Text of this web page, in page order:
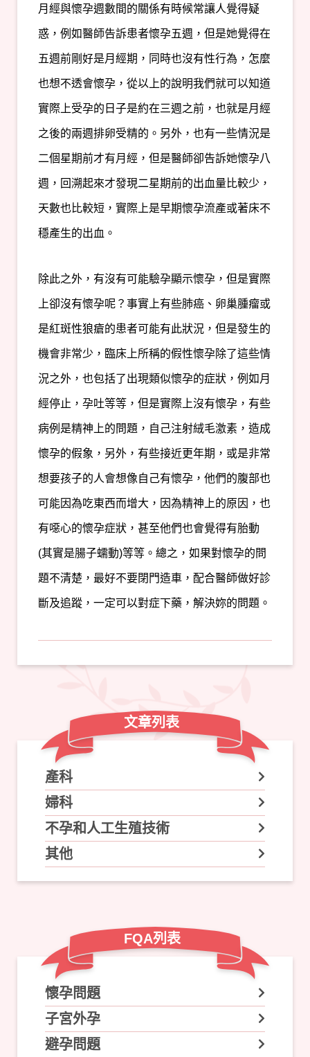
月經與懷孕週數間的關係有時候常讓人覺得疑
惑，例如醫師告訴患者懷孕五週，但是她覺得在
五週前剛好是月經期，同時也沒有性行為，怎麼
也想不透會懷孕，從以上的說明我們就可以知道
實際上受孕的日子是約在三週之前，也就是月經
之後的兩週排卵受精的。另外，也有一些情況是
二個星期前才有月經，但是醫師卻告訴她懷孕八
週，回溯起來才發現二星期前的出血量比較少，
天數也比較短，實際上是早期懷孕流產或著床不
穩產生的出血。
除此之外，有沒有可能驗孕顯示懷孕，但是實際
上卻沒有懷孕呢？事實上有些肺癌、卵巢腫瘤或
是紅斑性狼瘡的患者可能有此狀況，但是發生的
機會非常少，臨床上所稱的假性懷孕除了這些情
況之外，也包括了出現類似懷孕的症狀，例如月
經停止，孕吐等等，但是實際上沒有懷孕，有些
病例是精神上的問題，自己注射絨毛激素，造成
懷孕的假象，另外，有些接近更年期，或是非常
想要孩子的人會想像自己有懷孕，他們的腹部也
可能因為吃東西而增大，因為精神上的原因，也
有噁心的懷孕症狀，甚至他們也會覺得有胎動
(其實是腸子蠕動)等等。總之，如果對懷孕的問
題不清楚，最好不要閉門造車，配合醫師做好診
斷及追蹤，一定可以對症下藥，解決妳的問題。
文章列表
產科
婦科
不孕和人工生殖技術
其他
FQA列表
懷孕問題
子宮外孕
避孕問題